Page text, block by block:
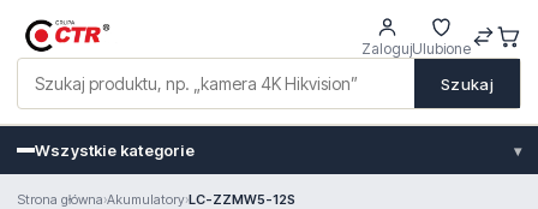
Szukaj
ZalogujUlubione
Wszystkie kategorie ▾
Strona główna›Akumulatory›LC-ZZMW5-12S